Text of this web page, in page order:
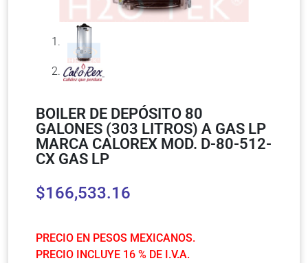
BOILER DE DEPÓSITO 80
GALONES (303 LITROS) A GAS LP
MARCA CALOREX MOD. D-80-512-
CX GAS LP
$166,533.16
PRECIO EN PESOS MEXICANOS.
PRECIO INCLUYE 16 % DE I.V.A.